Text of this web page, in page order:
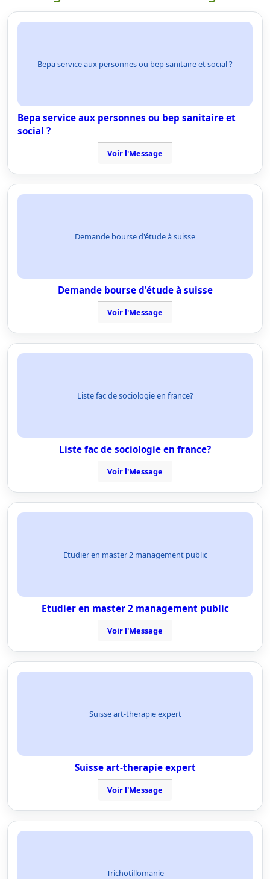
Bepa service aux personnes ou bep sanitaire et social ?
Bepa service aux personnes ou bep sanitaire et
social ?
Voir l'Message
Demande bourse d'étude à suisse
Demande bourse d'étude à suisse
Voir l'Message
Liste fac de sociologie en france?
Liste fac de sociologie en france?
Voir l'Message
Etudier en master 2 management public
Etudier en master 2 management public
Voir l'Message
Suisse art-therapie expert
Suisse art-therapie expert
Voir l'Message
Trichotillomanie